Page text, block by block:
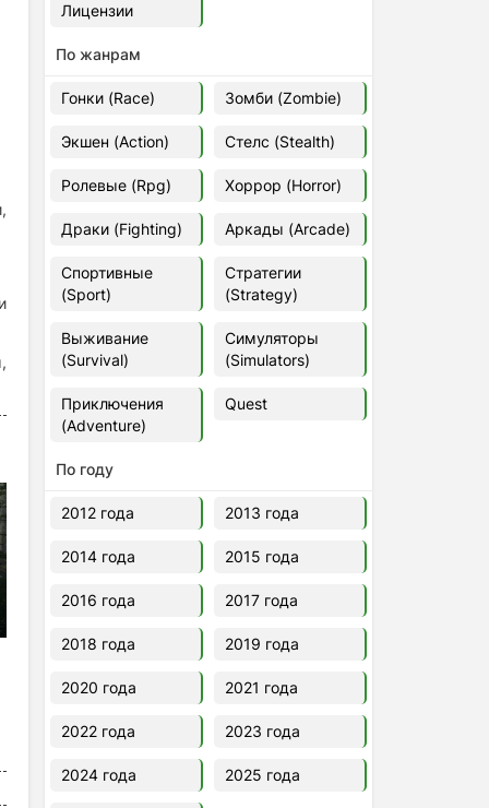
Ghost of Tsushima: Director's Cut
v.1053.9.0623.1807 [Папка
Euro Truck Simulator 2 v.1.60.1.7s
[Папка игры] (2012)
37,77 Гб
Forza Horizon 5 v.688.044
[Папка игры] (2021)
2021
V Rising
2024
Лицензии
По жанрам
Гонки (Race) Зомби (Zombie)
Экшен (Action) Стелс (Stealth)
Ролевые (Rpg) Хоррор (Horror)
Драки (Fighting) Аркады (Arcade)
Спортивные
(Sport)
Стратегии
(Strategy)
Выживание
(Survival)
Симуляторы
(Simulators)
Приключения
(Adventure)
Quest
По году
2012 года 2013 года
2014 года 2015 года
2016 года 2017 года
2018 года 2019 года
2020 года 2021 года
2022 года 2023 года
2024 года 2025 года